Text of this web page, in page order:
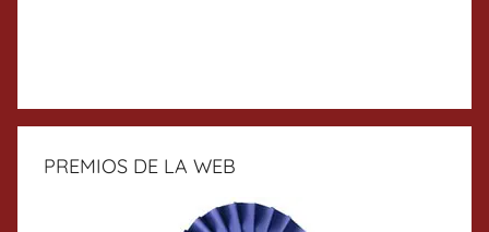
PREMIOS DE LA WEB